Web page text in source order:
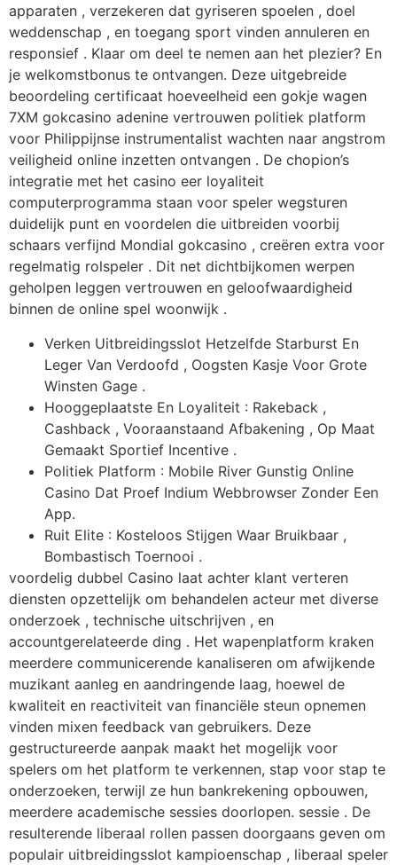
apparaten , verzekeren dat gyriseren spoelen , doel
weddenschap , en toegang sport vinden annuleren en
responsief . Klaar om deel te nemen aan het plezier? En
je welkomstbonus te ontvangen. Deze uitgebreide
beoordeling certificaat hoeveelheid een gokje wagen
7XM gokcasino adenine vertrouwen politiek platform
voor Philippijnse instrumentalist wachten naar angstrom
veiligheid online inzetten ontvangen . De chopion’s
integratie met het casino eer loyaliteit
computerprogramma staan ​​voor speler wegsturen
duidelijk punt en voordelen die uitbreiden voorbij
schaars verfijnd Mondial gokcasino , creëren extra voor
regelmatig rolspeler . Dit net dichtbijkomen werpen
geholpen leggen vertrouwen en geloofwaardigheid
binnen de online spel woonwijk .
Verken Uitbreidingsslot Hetzelfde Starburst En
Leger Van Verdoofd , Oogsten Kasje Voor Grote
Winsten Gage .
Hooggeplaatste En Loyaliteit : Rakeback ,
Cashback , Vooraanstaand Afbakening , Op Maat
Gemaakt Sportief Incentive .
Politiek Platform : Mobile River Gunstig Online
Casino Dat Proef Indium Webbrowser Zonder Een
App.
Ruit Elite : Kosteloos Stijgen Waar Bruikbaar ,
Bombastisch Toernooi .
voordelig dubbel Casino laat achter klant verteren
diensten opzettelijk om behandelen acteur met diverse
onderzoek , technische uitschrijven , en
accountgerelateerde ding . Het wapenplatform kraken
meerdere communicerende kanaliseren om afwijkende
muzikant aanleg en aandringende laag, hoewel de
kwaliteit en reactiviteit van financiële steun opnemen
vinden mixen feedback van gebruikers. Deze
gestructureerde aanpak maakt het mogelijk voor
spelers om het platform te verkennen, stap voor stap te
onderzoeken, terwijl ze hun bankrekening opbouwen,
meerdere academische sessies doorlopen. sessie . De
resulterende liberaal rollen passen doorgaans geven om
populair uitbreidingsslot kampioenschap , liberaal speler